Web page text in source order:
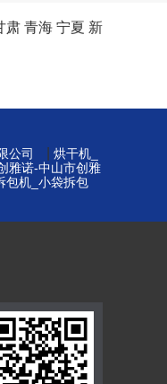
肃 青海 宁夏 新
公司
烘干机_
雅诺-中山市创雅
包机_小袋拆包